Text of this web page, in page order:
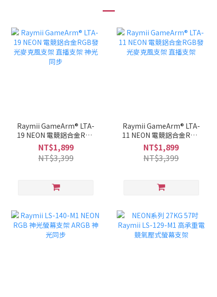
Raymii GameArm® LTA-
19 NEON 電競鋁合金RGB
發光麥克風支架 直播支架
神光同步
NT$1,899
NT$3,399
Raymii GameArm® LTA-
11 NEON 電競鋁合金RGB
發光麥克風支架 直播支架
NT$1,899
NT$3,399